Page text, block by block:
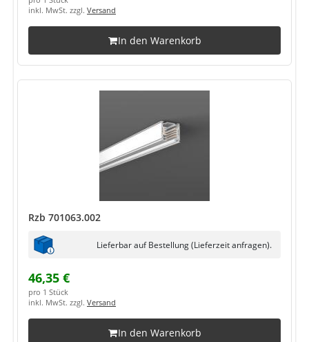
inkl. MwSt. zzgl. Versand
In den Warenkorb
Rzb 701063.002
Lieferbar auf Bestellung (Lieferzeit anfragen).
46,35 €
pro 1 Stück
inkl. MwSt. zzgl. Versand
In den Warenkorb